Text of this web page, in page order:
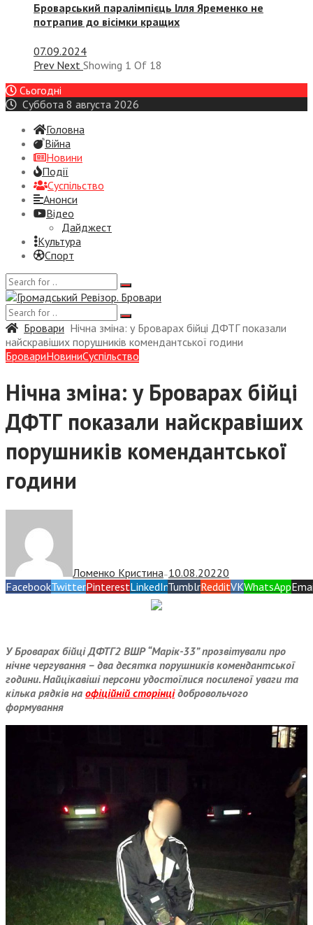
Броварський паралімпієць Ілля Яременко не
потрапив до вісімки кращих
07.09.2024
Prev Next Showing 1 Of 18
Сьогодні
Суббота 8 августа 2026
Головна
Війна
Новини
Події
Суспiльство
Анонси
Відео
Дайджест
Культура
Спорт
Бровари Нічна зміна: у Броварах бійці ДФТГ показали
найскравіших порушників комендантської години
БровариНовиниСуспiльство
Нічна зміна: у Броварах бійці
ДФТГ показали найскравіших
порушників комендантської
години
Ломенко Кристина— 10.08.20220
FacebookTwitterPinterestLinkedInTumblrRedditVKWhatsApp
У Броварах бійці ДФТГ2 ВШР “Марік-33” прозвітували про
нічне чергування – два десятка порушників комендантської
години. Найцікавіші персони удостоїлися посиленої уваги та
кілька рядків на офіційній сторінцідобровольчого
формування